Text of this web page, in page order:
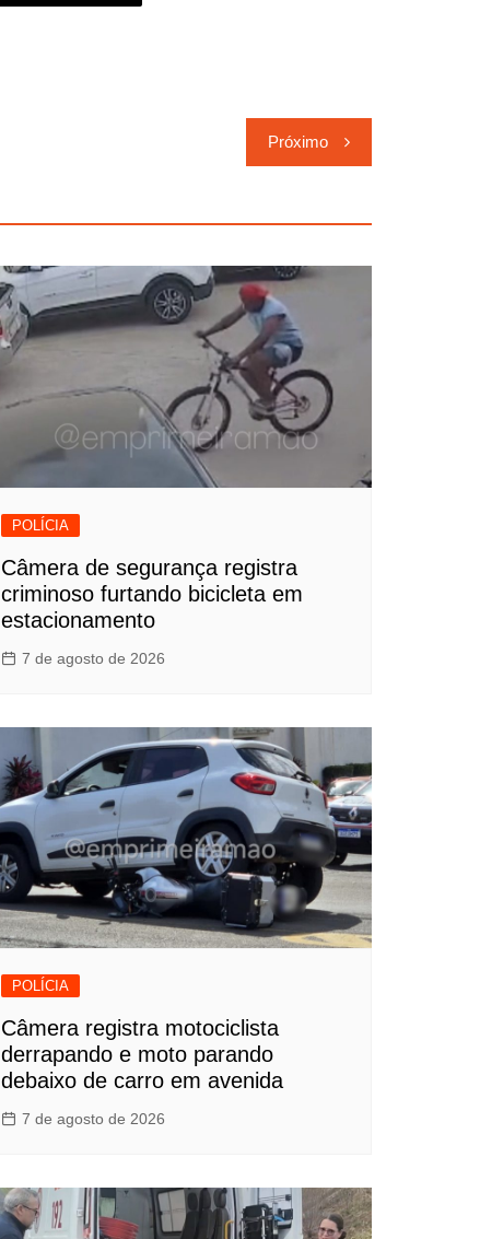
Próximo
POLÍCIA
Câmera de segurança registra
criminoso furtando bicicleta em
estacionamento
7 de agosto de 2026
POLÍCIA
Câmera registra motociclista
derrapando e moto parando
debaixo de carro em avenida
7 de agosto de 2026